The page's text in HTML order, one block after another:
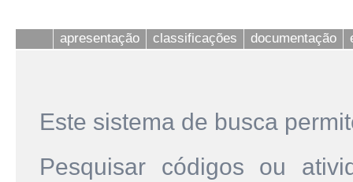
apresentação classificações documentação
Este sistema de busca
Pesquisar códigos ou